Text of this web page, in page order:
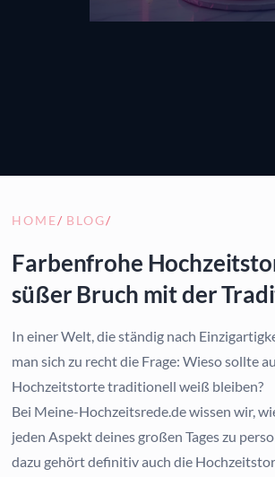
HOME/ BLOG/
Farbenfrohe
süßer Bruch mit der
In einer Welt, die ständig nach
man sich zu recht die Frage: Wieso sollte
Hochzeitstorte traditionell weiß bleiben?
Bei Meine-Hochzeitsrede.de wissen wir,
jeden Aspekt deines großen Tages zu
dazu gehört definitiv auch die